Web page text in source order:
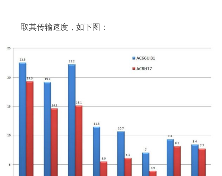
取其传输速度，如下图：